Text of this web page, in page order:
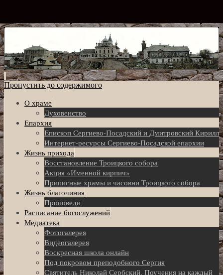
Пропустить до содержимого
О храме
Духовенство
Епархия
Eпископ Сергиево-Посадский и Дмитровский Кирилл
Интернет-ресурсы Сергиево-Посадской епархии
Жизнь прихода
Восстановление Троицкого собора
Акция «Именной кирпич»
Приписные храмы и часовни Троицкого собора
Жизнь благочиния
Проповеди
Расписание богослужений
Медиатека
Фотогалерея
Видеогалерея
Воскресная школа онлайн
Под покровом преподобного Сергия
Святитель Николай Сербский. Поучения на каждый